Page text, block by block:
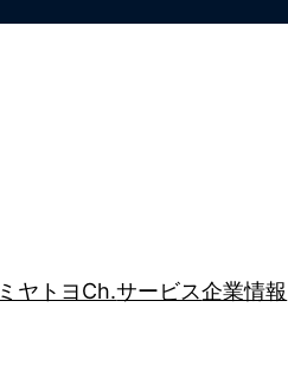
ミヤトヨCh.サービス企業情報